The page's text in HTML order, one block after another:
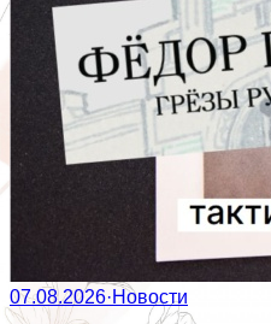
07.08.2026·Новости